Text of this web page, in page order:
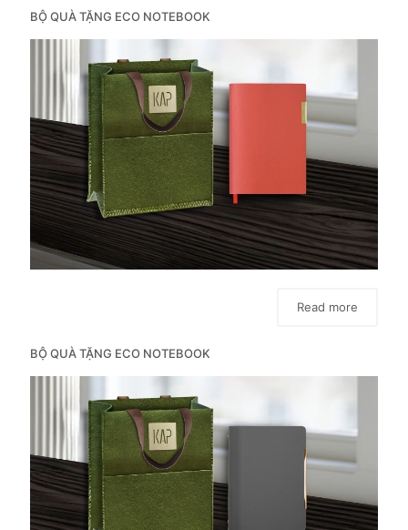
BỘ QUÀ TẶNG ECO NOTEBOOK
Read more
BỘ QUÀ TẶNG ECO NOTEBOOK